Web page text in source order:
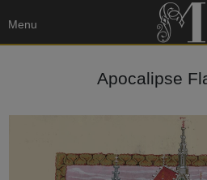
Menu
Apocalipse